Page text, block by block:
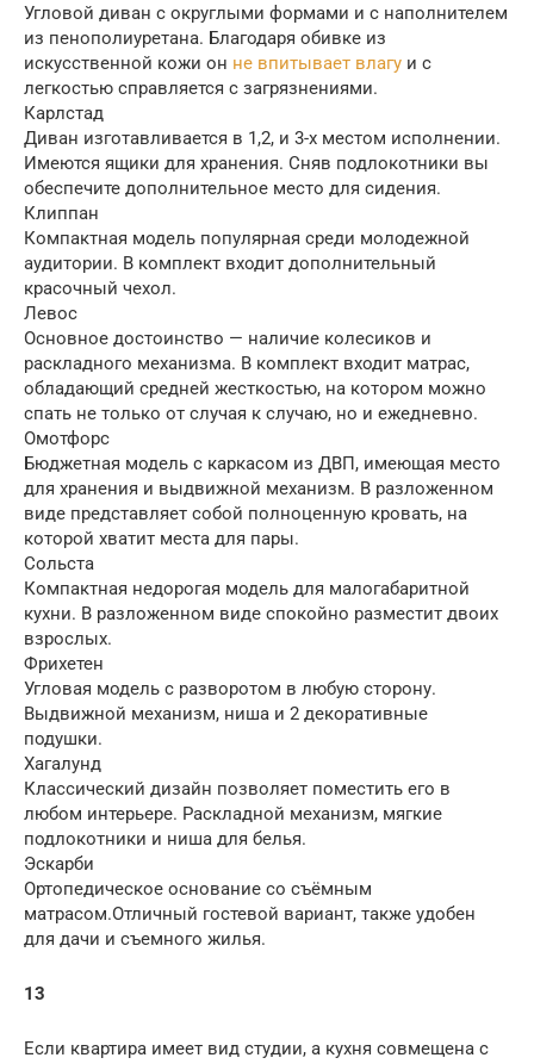
Угловой диван с округлыми формами и с наполнителем
из пенополиуретана. Благодаря обивке из
искусственной кожи он не впитывает влагу и с
легкостью справляется с загрязнениями.
Карлстад
Диван изготавливается в 1,2, и 3-х местом исполнении.
Имеются ящики для хранения. Сняв подлокотники вы
обеспечите дополнительное место для сидения.
Клиппан
Компактная модель популярная среди молодежной
аудитории. В комплект входит дополнительный
красочный чехол.
Левос
Основное достоинство — наличие колесиков и
раскладного механизма. В комплект входит матрас,
обладающий средней жесткостью, на котором можно
спать не только от случая к случаю, но и ежедневно.
Омотфорс
Бюджетная модель с каркасом из ДВП, имеющая место
для хранения и выдвижной механизм. В разложенном
виде представляет собой полноценную кровать, на
которой хватит места для пары.
Сольста
Компактная недорогая модель для малогабаритной
кухни. В разложенном виде спокойно разместит двоих
взрослых.
Фрихетен
Угловая модель с разворотом в любую сторону.
Выдвижной механизм, ниша и 2 декоративные
подушки.
Хагалунд
Классический дизайн позволяет поместить его в
любом интерьере. Раскладной механизм, мягкие
подлокотники и ниша для белья.
Эскарби
Ортопедическое основание со съёмным
матрасом.Отличный гостевой вариант, также удобен
для дачи и съемного жилья.
13
Если квартира имеет вид студии, а кухня совмещена с